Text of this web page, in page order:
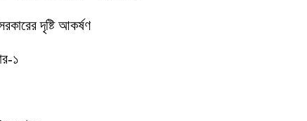
দৃষ্টি আকর্ষণ
১